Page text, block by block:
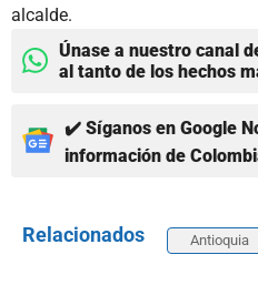
alcalde.
Únase a nuestro canal
al tanto de los hechos
✔️ Síganos en Google
información de
Relacionados Antioquia